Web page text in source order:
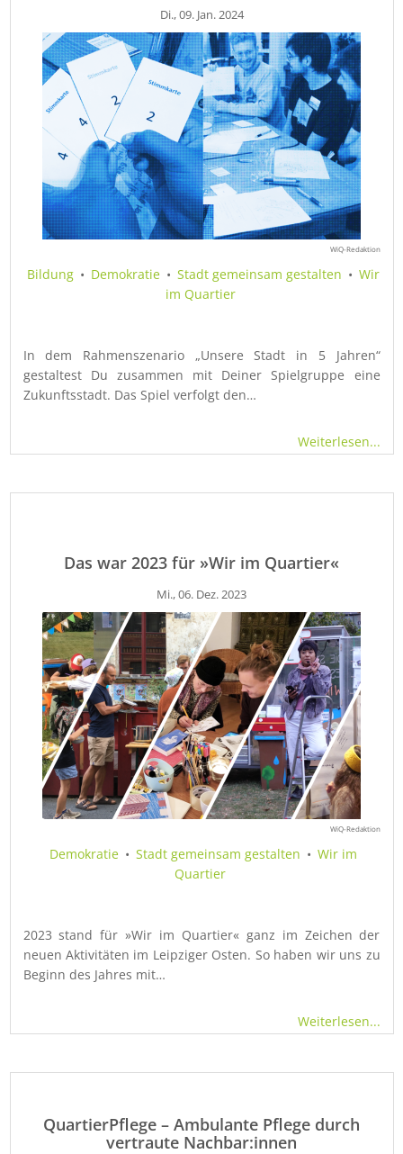
Di., 09. Jan. 2024
WiQ-Redaktion
Bildung • Demokratie • Stadt gemeinsam gestalten • Wir
im Quartier
In dem Rahmenszenario „Unsere Stadt in 5 Jahren“
gestaltest Du zusammen mit Deiner Spielgruppe eine
Zukunftsstadt. Das Spiel verfolgt den…
Weiterlesen...
Das war 2023 für »Wir im Quartier«
Mi., 06. Dez. 2023
WiQ-Redaktion
Demokratie • Stadt gemeinsam gestalten • Wir im
Quartier
2023 stand für »Wir im Quartier« ganz im Zeichen der
neuen Aktivitäten im Leipziger Osten. So haben wir uns zu
Beginn des Jahres mit…
Weiterlesen...
QuartierPflege – Ambulante Pflege durch
vertraute Nachbar:innen